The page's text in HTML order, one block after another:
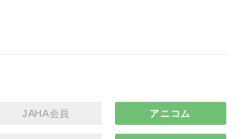
JAHA会員 アニコム